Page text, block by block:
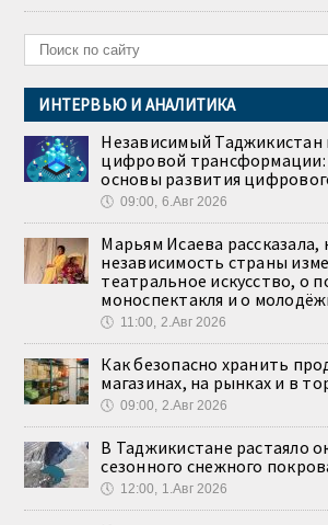
ИНТЕРВЬЮ И АНАЛИТИКА
Независимый Таджикистан
цифровой
основы развития
🕔 09:00, 6.Авг 2026
Марьям Исаева рассказала,
независимость страны
театральное искусство, о
моноспектакля и о
🕔 11:00, 2.Авг 2026
Как безопасно хранить
магазинах, на рынках и в
🕔 09:00, 2.Авг 2026
В Таджикистане растаяло
сезонного снежного
🕔 12:00, 1.Авг 2026